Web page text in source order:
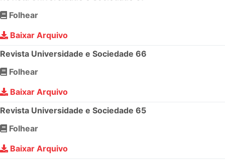
Folhear
Baixar Arquivo
Revista Universidade e Sociedade 66
Folhear
Baixar Arquivo
Revista Universidade e Sociedade 65
Folhear
Baixar Arquivo